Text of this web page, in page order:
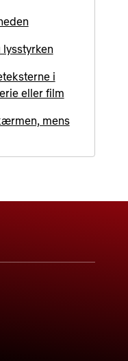
i
eller film
mens